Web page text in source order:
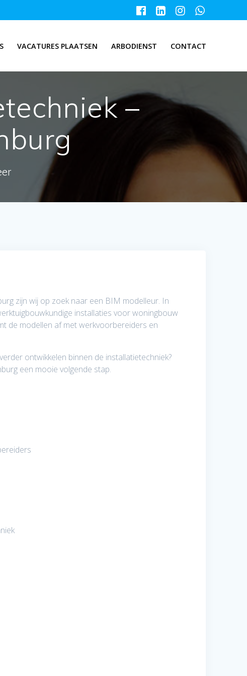
VACATURES PLAATSEN ARBODIENST CONTACT
–
zijn wij op zoek naar een BIM modelleur. In
installaties voor woningbouw
de modellen af met werkvoorbereiders en
ontwikkelen binnen de installatietechniek?
een mooie volgende stap.